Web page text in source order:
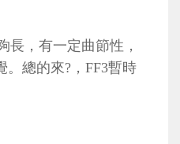
長，有一定曲節性，
。總的來?，FF3暫時